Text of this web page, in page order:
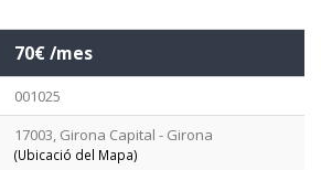
70€ /mes
001025
17003, Girona Capital - Girona
(Ubicació del Mapa)